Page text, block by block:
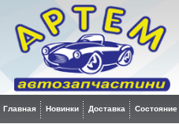
Главная Новинки Доставка Состояние